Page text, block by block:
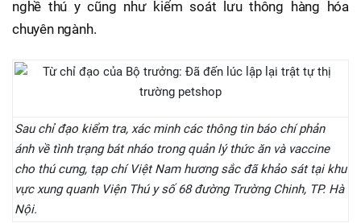
nghề thú y cũng như kiểm soát lưu thông hàng hóa
chuyên ngành.
Sau chỉ đạo kiểm tra, xác minh các thông tin báo chí phản
ánh về tình trạng bát nháo trong quản lý thức ăn và vaccine
cho thú cưng, tạp chí Việt Nam hương sắc đã khảo sát tại khu
vực xung quanh Viện Thú y số 68 đường Trường Chinh, TP. Hà
Nội.